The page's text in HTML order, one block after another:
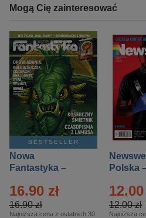
Mogą Cię zainteresować
BESTSELLER
Nowa
Fantastyka –
16.90 zł
16.90 zł
Najniższa cena z ostatnich 30
Polska
12.00
12.00 zł
Najniższa